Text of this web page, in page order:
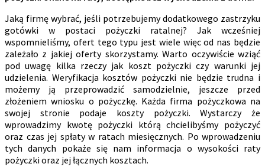
Jaką firmę wybrać, jeśli potrzebujemy dodatkowego zastrzyku
gotówki w postaci pożyczki ratalnej? Jak wcześniej
wspomnieliśmy, ofert tego typu jest wiele więc od nas będzie
zależało z jakiej oferty skorzystamy. Warto oczywiście wziąć
pod uwagę kilka rzeczy jak koszt pożyczki czy warunki jej
udzielenia. Weryfikacja kosztów pożyczki nie będzie trudna i
możemy ją przeprowadzić samodzielnie, jeszcze przed
złożeniem wniosku o pożyczkę. Każda firma pożyczkowa na
swojej stronie podaje koszty pożyczki. Wystarczy że
wprowadzimy kwotę pożyczki którą chcielibyśmy pożyczyć
oraz czas jej spłaty w ratach miesięcznych. Po wprowadzeniu
tych danych pokaże się nam informacja o wysokości raty
pożyczki oraz jej łącznych kosztach.